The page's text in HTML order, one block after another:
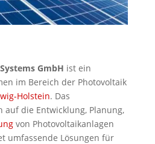
GmbH ist ein
im Bereich der Photovoltaik
Holstein. Das
auf die Entwicklung, Planung,
von Photovoltaikanlagen
umfassende Lösungen für